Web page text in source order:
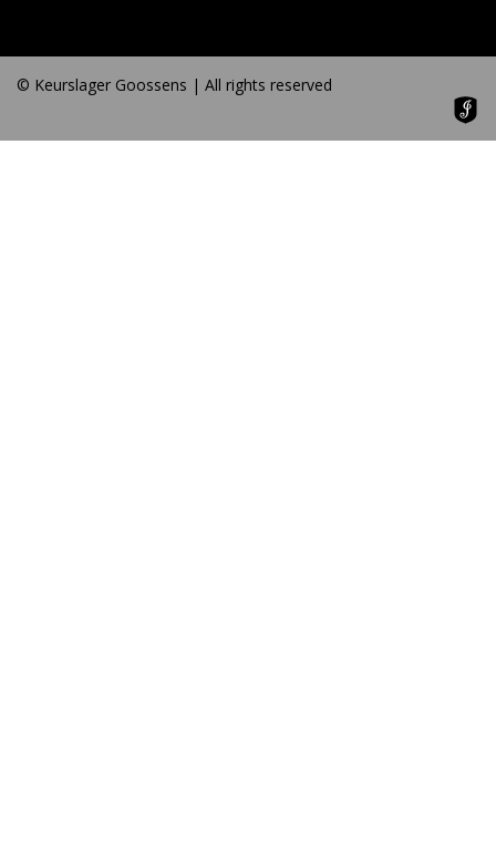
© Keurslager Goossens | All rights reserved